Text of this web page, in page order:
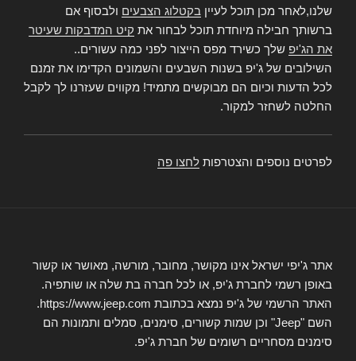
שלנו,לאחר מכן תוכל לעיין בקטלוג הצבעים ולבסוף אם
ברשותך חבילה מיוחדת תוכל לבחור את קיט המדבקות שעיטר
את הג'יפ שלך כשירד מפס הייצור לפני כמה עשורים..
השילובים של ג'יפ בשנות השבעים והשמונים הקדימו את זמנם
לכל הדעות וכיום הם מבוקשים מתמיד! מקווים שעזרנו לך לקבל
החלטה לשחזר למקור.
לפרטים נוספים והצטרפות לחצו פה
אתר ג'יפי ישראל אינו מקושר, מחובר, מורשה, מאושר או קשור
באופן רשמי לחברת ג'יפ, או לכל חברה בת שלה או שותפיה.
האתר הרשמי של ג'יפ נמצא בכתובת https://www.jeep.com.
השם "Jeep" וכן שמות קשורים, סימנים, סמלים ותמונות הם
סימנים מסחריים רשומים של חברת ג'יפ.